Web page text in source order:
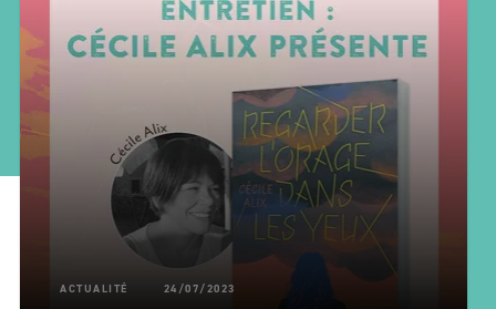
ACTUALITÉ 24/07/2023